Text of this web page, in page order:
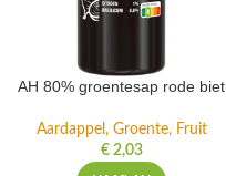
AH 80% groentesap rode biet
Aardappel, Groente, Fruit
€2,03